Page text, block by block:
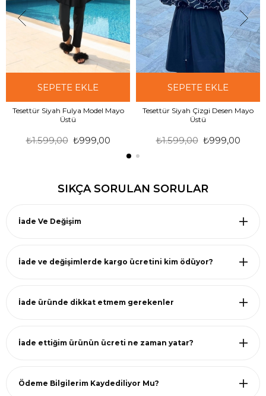
SEPETE EKLE
Tesettür Siyah Fulya Model Mayo
Üstü
₺999,00
₺1.599,00
SEPETE EKLE
Tesettür Siyah Çizgi Desen Mayo
Üstü
₺999,00
₺1.599,00
SIKÇA SORULAN SORULAR
İade Ve Değişim
İade ve değişimlerde kargo ücretini kim ödüyor?
İade üründe dikkat etmem gerekenler
İade ettiğim ürünün ücreti ne zaman yatar?
Ödeme Bilgilerim Kaydediliyor Mu?